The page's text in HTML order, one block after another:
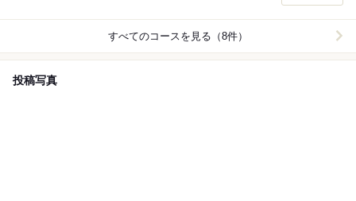
すべてのコースを見る（8件）
投稿写真